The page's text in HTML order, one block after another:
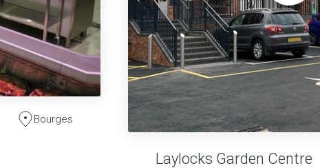
Bourges
Laylocks Garden Centre